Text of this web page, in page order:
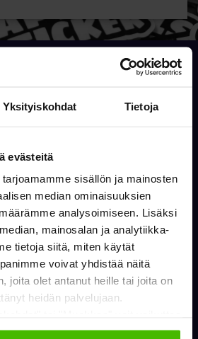
Yksityiskohdat Tietoja
evästeitä
sisällön ja mainosten
median ominaisuuksien
analysoimiseen. Lisäksi
mainosalan ja analytiikka-
tietoja siitä, miten käytät
voivat yhdistää näitä
joita olet antanut heille tai joita on
heidän palvelujaan.